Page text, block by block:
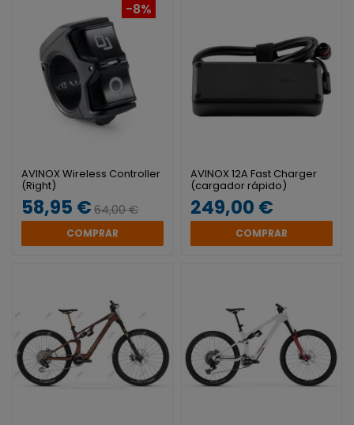
-8%
AVINOX Wireless Controller
(Right)
58,95 €64,00 €
COMPRAR
AVINOX 12A Fast Charger
(cargador rápido)
249,00 €
COMPRAR